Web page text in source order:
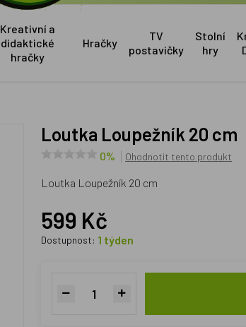
Kreativní a
didaktické
hračky
Hračky
TV
postavičky
Stolní
hry
Loutka Loupežník 20 cm
0% Ohodnotit tento produkt
Loutka Loupežník 20 cm
599 Kč
Dostupnost: 1 týden